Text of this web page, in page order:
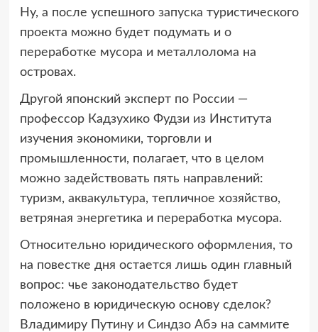
Ну, а после успешного запуска туристического
проекта можно будет подумать и о
переработке мусора и металлолома на
островах.
Другой японский эксперт по России —
профессор Кадзухико Фудзи из Института
изучения экономики, торговли и
промышленности, полагает, что в целом
можно задействовать пять направлений:
туризм, аквакультура, тепличное хозяйство,
ветряная энергетика и переработка мусора.
Относительно юридического оформления, то
на повестке дня остается лишь один главный
вопрос: чье законодательство будет
положено в юридическую основу сделок?
Владимиру Путину и Синдзо Абэ на саммите